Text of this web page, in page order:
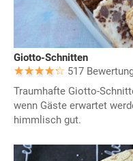
Giotto-Schnitten
517
Traumhafte Giotto-
wenn Gäste erwartet
himmlisch gut.